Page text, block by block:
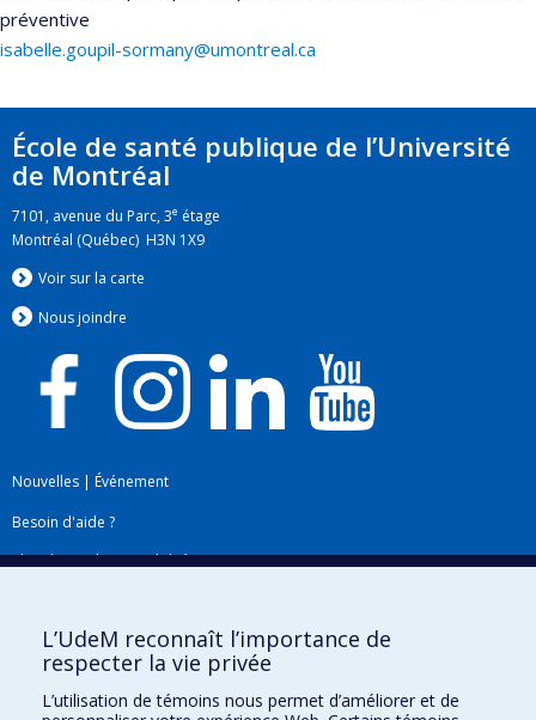
préventive
isabelle.goupil-sormany@umontreal.ca
École de santé publique de l’Université
de Montréal
7101, avenue du Parc, 3e étage
Montréal (Québec) H3N 1X9
Voir sur la carte
Nous joindre
Nouvelles | Événement
Besoin d'aide ?
Plan du site|Accessibilité
L’UdeM reconnaît l’importance de
respecter la vie privée
L’utilisation de témoins nous permet d’améliorer et de